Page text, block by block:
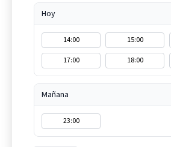
Hoy
14:00 15:00
17:00
18:00
Mañana
23:00